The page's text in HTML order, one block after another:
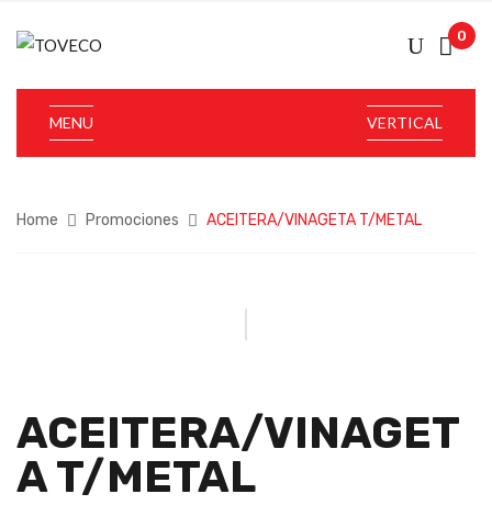
0
VERTICAL
MENU
Home Promociones ACEITERA/VINAGETA T/METAL
ACEITERA/VINAGET
A T/METAL